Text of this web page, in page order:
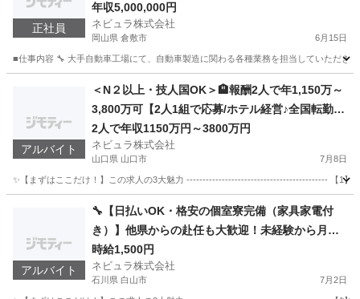
正社員
万円以上可能|土日休み|大手メーカー勤務|自動車
製造スタッフ／107219
年収5,000,000円
ネビュラ株式会社
岡山県 倉敷市 6月15日
■仕事内容 🔧 大手自動車工場にて、自動車製造に関わる各種業務を担当していただき
その他 業務
アルバイト
＜N２以上・技人国OK＞🏨報酬2人で年1,150万～
3,800万可【2人1組で応募/ホテル経営♪全国転勤あ
り】／家賃・光消熱費0円の住み込み／4年で貯蓄
2,000万も夢じゃない！外国籍ペアも活躍中【SP0
01】
2人で年収1150万円～3800万円
ネビュラ株式会社
山口県 山口市 7月8日
✨【まずはここだけ！】この求人の3大魅力 -------------------------------------------- 【1】
接客
アルバイト
🔧【日払いOK・格安の個室寮完備（家具家電付
き）】他県からの赴任も大歓迎！未経験から月収2
7万＋日払いOK！スマホや自動車を支えるセラミ
ックス材料の製造スタッフ★人気の土日祝休み【1
30236】
時給1,500円
ネビュラ株式会社
石川県 白山市 7月2日